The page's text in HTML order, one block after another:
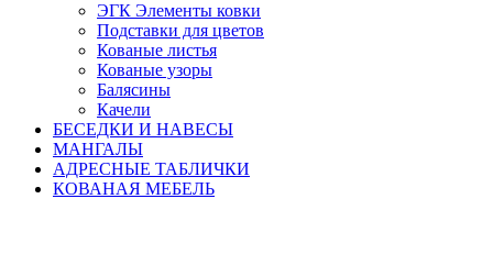
ЭГК Элементы ковки
Подставки для цветов
Кованые листья
Кованые узоры
Балясины
Качели
БЕСЕДКИ И НАВЕСЫ
МАНГАЛЫ
АДРЕСНЫЕ ТАБЛИЧКИ
КОВАНАЯ МЕБЕЛЬ